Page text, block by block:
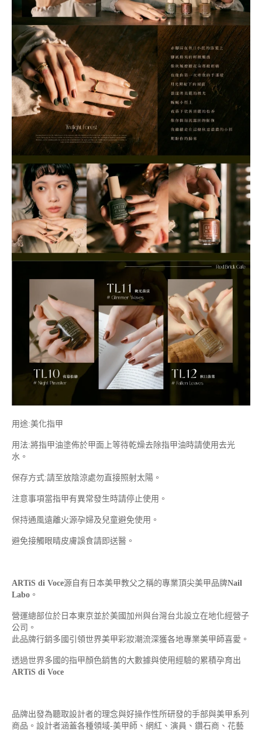
用途:美化指甲
用法:將指甲油塗佈於甲面上等待乾燥去除指甲油時請使用去光
水。
保存方式:請至放陰涼處勿直接照射太陽。
注意事項當指甲有異常發生時請停止使用。
保持通風遠離火源孕婦及兒童避免使用。
避免接觸眼睛皮膚誤食請即送醫。
ARTiS di Voce源自有日本美甲教父之稱的專業頂尖美甲品牌Nail
Labo 。
營運總部位於日本東京並於美國加州與台灣台北設立在地化經營子
公司。
此品牌行銷多國引領世界美甲彩妝潮流深獲各地專業美甲師喜愛。
透過世界多國的指甲顏色銷售的大數據與使用經驗的累積孕育出
ARTiS di Voce
品牌出發為聽取設計者的理念與好操作性所研發的手部與美甲系列
商品。設計者涵蓋各種領域-美甲師、網紅、演員、鑽石商、花藝